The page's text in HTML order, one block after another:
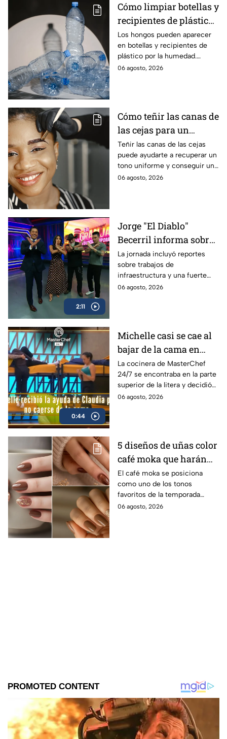
Cómo limpiar botellas y
recipientes de plástico
con hongos
Los hongos pueden aparecer
en botellas y recipientes de
plástico por la humedad.
Aprende cómo limpiarlos
06 agosto, 2026
Cómo teñir las canas de
las cejas para un
acabado natural
Teñir las canas de las cejas
puede ayudarte a recuperar un
tono uniforme y conseguir una
mirada más natural y
06 agosto, 2026
2:11
Jorge "El Diablo"
Becerril informa sobre
afectaciones viales y
un incidente fatal en
Azcapotzalco
La jornada incluyó reportes
sobre trabajos de
infraestructura y una fuerte
movilización de los cuerpos de
06 agosto, 2026
0:44
Michelle casi se cae al
bajar de la cama en
MasterChef 24/7, pero
así fue auxiliada por
Claudia (VIDEO)
La cocinera de MasterChef
24/7 se encontraba en la parte
superior de la litera y decidió
bajar sin apoyarse en la
06 agosto, 2026
5 diseños de uñas color
café moka que harán
lucir tus manos
sofisticadas y elegantes
en los días nublados
El café moka se posiciona
como uno de los tonos
favoritos de la temporada
gracias a su elegancia y
06 agosto, 2026